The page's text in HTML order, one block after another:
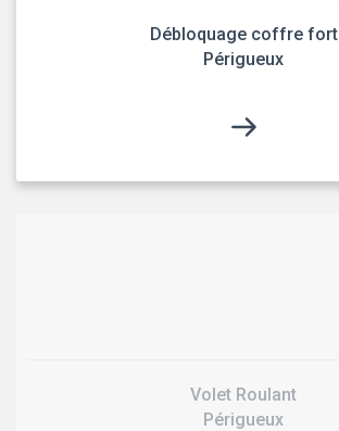
Débloquage coffre fort
Périgueux
Volet Roulant
Périgueux